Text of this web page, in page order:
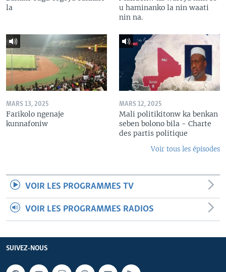
la
u haminanko la nin waati
nin na.
MARS 13, 2025
Farikolo ngenaje
kunnafoniw
MARS 12, 2025
Mali politikitonw ka benkan
seben bolono bila - Charte
des partis politique
Voir tous les épisodes
VOIR LES PROGRAMMES TV
VOIR LES PROGRAMMES RADIOS
SUIVEZ-NOUS